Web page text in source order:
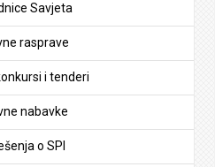
Savjeta
rasprave
i tenderi
nabavke
o SPI